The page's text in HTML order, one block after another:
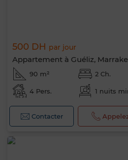
500 DH par jour
Appartement à Guéliz,
90 m² 2 Ch.
4 Pers. 1 nuits
Contacter
Bonjour, je suis MIA.
vous appliquer